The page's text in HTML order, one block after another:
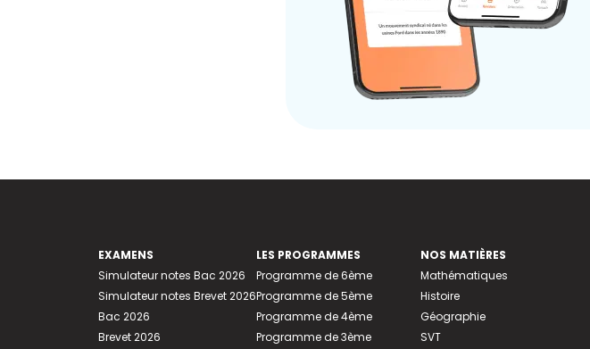
EXAMENS
Simulateur notes Bac 2026
Simulateur notes Brevet 2026
Bac 2026
Brevet 2026
LES PROGRAMMES
Programme de 6ème
Programme de 5ème
Programme de 4ème
Programme de 3ème
NOS MATIÈRES
Mathématiques
Histoire
Géographie
SVT